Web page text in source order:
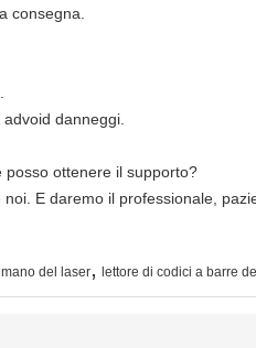
consegna.
danneggi.
ottenere il supporto?
E daremo il professionale,
del laser, lettore di codici a barre